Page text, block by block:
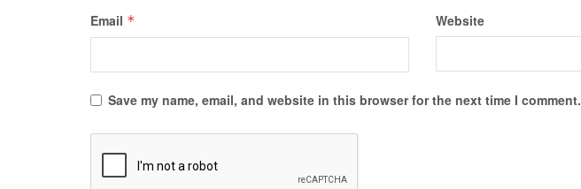
Email * Website
Save my name, email, and website in this browser for the next time I comment.